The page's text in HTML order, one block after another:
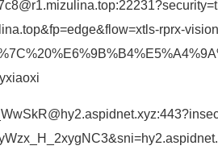
rprx-